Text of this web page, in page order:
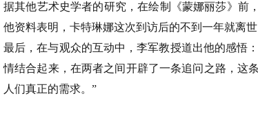
据其他艺术史学者的研究，在绘制《蒙娜丽莎》前
他资料表明，卡特琳娜这次到访后的不到一年就离
最后，在与观众的互动中，李军教授道出他的感悟
情结合起来，在两者之间开辟了一条追问之路，这
人们真正的需求。”